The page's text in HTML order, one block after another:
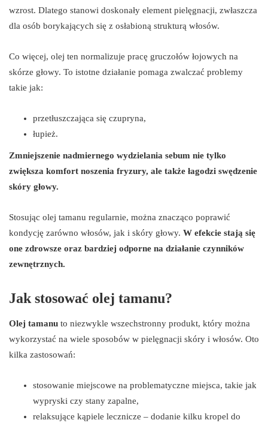
wzrost. Dlatego stanowi doskonały element pielęgnacji, zwłaszcza
dla osób borykających się z osłabioną strukturą włosów.
Co więcej, olej ten normalizuje pracę gruczołów łojowych na
skórze głowy. To istotne działanie pomaga zwalczać problemy
takie jak:
przetłuszczająca się czupryna,
łupież.
Zmniejszenie nadmiernego wydzielania sebum nie tylko
zwiększa komfort noszenia fryzury, ale także łagodzi swędzenie
skóry głowy.
Stosując olej tamanu regularnie, można znacząco poprawić
kondycję zarówno włosów, jak i skóry głowy. W efekcie stają się
one zdrowsze oraz bardziej odporne na działanie czynników
zewnętrznych.
Jak stosować olej tamanu?
Olej tamanu to niezwykle wszechstronny produkt, który można
wykorzystać na wiele sposobów w pielęgnacji skóry i włosów. Oto
kilka zastosowań:
stosowanie miejscowe na problematyczne miejsca, takie jak
wypryski czy stany zapalne,
relaksujące kąpiele lecznicze – dodanie kilku kropel do